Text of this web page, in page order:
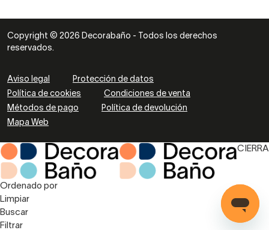
Copyright © 2026 Decorabaño - Todos los derechos
reservados.
Aviso legal
Protección de datos
Política de cookies
Condiciones de venta
Métodos de pago
Política de devolución
Mapa Web
CIERRA
Ordenado por
Limpiar
Buscar
Filtrar